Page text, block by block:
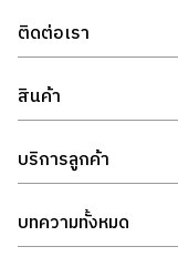
ติดต่อเรา
สินค้า
บริการลูกค้า
บทความทั้งหมด